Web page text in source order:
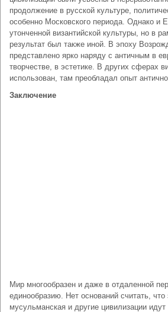
продолжение в русской культуре,
особенно Московского периода. Однако и
утонченной византийской культуры, но в
результат был также иной. В эпоху
представлено ярко наряду с античным в
творчестве, в эстетике. В других сферах
использован, там преобладал опыт
Заключение
Мир многообразен и даже в отдаленной
единообразию. Нет оснований считать,
мусульманская и другие цивилизации